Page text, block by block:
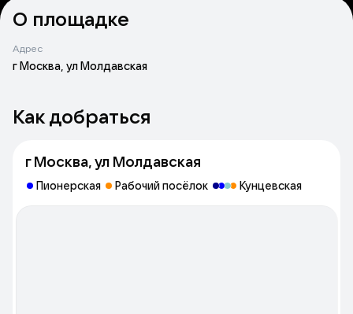
О площадке
Адрес
г Москва, ул Молдавская
Как добраться
г Москва, ул Молдавская
Пионерская Рабочий посёлок Кунцевская